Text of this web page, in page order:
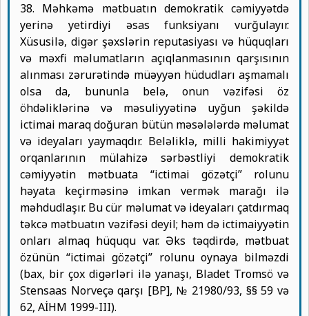
38. Məhkəmə mətbuatın demokratik cəmiyyətdə
yerinə yetirdiyi əsas funksiyanı vurğulayır.
Xüsusilə, digər şəxslərin reputasiyası və hüquqları
və məxfi məlumatların açıqlanmasının qarşısının
alınması zərurətində müəyyən hüdudları aşmamalı
olsa da, bununla belə, onun vəzifəsi öz
öhdəliklərinə və məsuliyyətinə uyğun şəkildə
ictimai maraq doğuran bütün məsələlərdə məlumat
və ideyaları yaymaqdır. Beləliklə, milli hakimiyyət
orqanlarının mülahizə sərbəstliyi demokratik
cəmiyyətin mətbuata “ictimai gözətçi” rolunu
həyata keçirməsinə imkan vermək marağı ilə
məhdudlaşır. Bu cür məlumat və ideyaları çatdırmaq
təkcə mətbuatın vəzifəsi deyil; həm də ictimaiyyətin
onları almaq hüququ var. Əks təqdirdə, mətbuat
özünün “ictimai gözətçi” rolunu oynaya bilməzdi
(bax, bir çox digərləri ilə yanaşı, Bladet Tromsö və
Stensaas Norveçə qarşı [BP], № 21980/93, §§ 59 və
62, AİHM 1999-III).